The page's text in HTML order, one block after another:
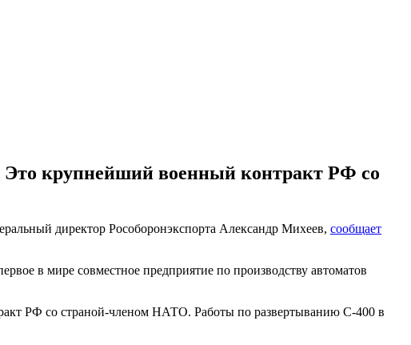
Это крупнейший военный контракт РФ со
директор Рособоронэкспорта Александр Михеев, сообщает
в мире совместное предприятие по производству автоматов
РФ со страной-членом НАТО. Работы по развертыванию С-400 в